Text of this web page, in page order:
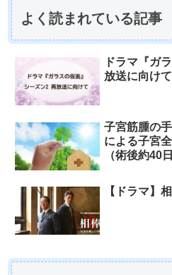
よく読まれている記事
ドラマ『ガ
放送に向けて
子宮筋腫の
による子宮
（術後約40
【ドラマ】